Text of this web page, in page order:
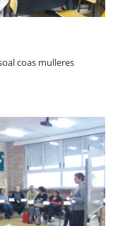
coas mulleres